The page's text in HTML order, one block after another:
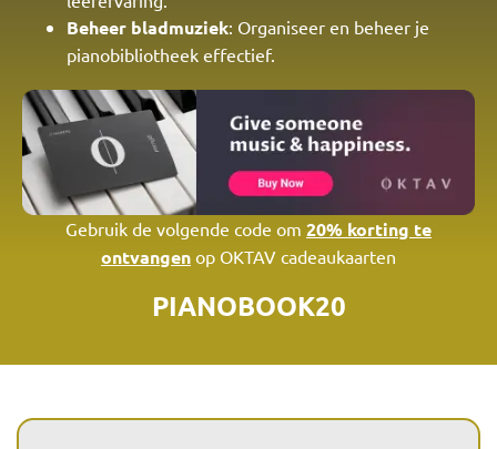
Beheer bladmuziek: Organiseer en beheer je
pianobibliotheek effectief.
Gebruik de volgende code om 20% korting te
ontvangen op OKTAV cadeaukaarten
PIANOBOOK20